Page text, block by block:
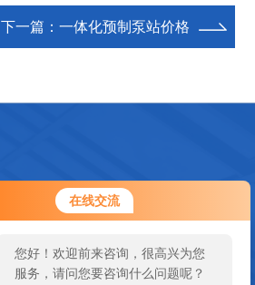
在线交流
您好！欢迎前来咨询，很高兴为您
服务，请问您要咨询什么问题呢？
您好，看您停留很久了，是否找到
了需求产品，您可以直接在线与我
下一篇： 一体化预制泵站价格
扫一扫关注我们